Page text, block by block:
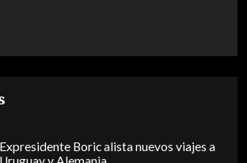
Expresidente Boric alista nuevos viajes a